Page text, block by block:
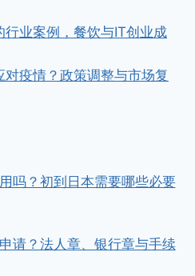
行业案例，餐饮与IT创业成
对疫情？政策调整与市场复
吗？初到日本需要哪些必要
请？法人章、银行章与手续